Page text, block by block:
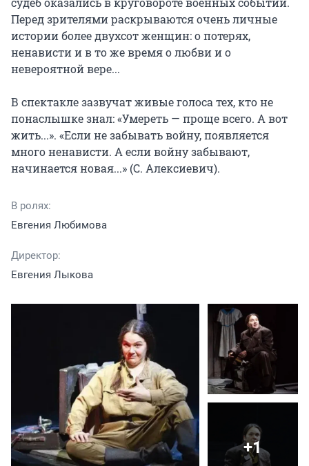
Перед зрителями раскрываются очень личные
истории более двухсот женщин: о потерях,
ненависти и в то же время о любви и о
невероятной вере...
В спектакле зазвучат живые голоса тех, кто не
понаслышке знал: «Умереть — проще всего. А вот
жить...». «Если не забывать войну, появляется
много ненависти. А если войну забывают,
начинается новая...» (С. Алексиевич).
В ролях:
Евгения Любимова
Директор:
Евгения Лыкова
+1